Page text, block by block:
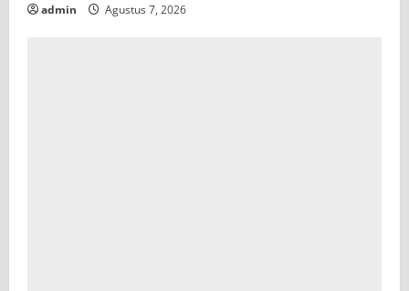
admin Agustus 7, 2026